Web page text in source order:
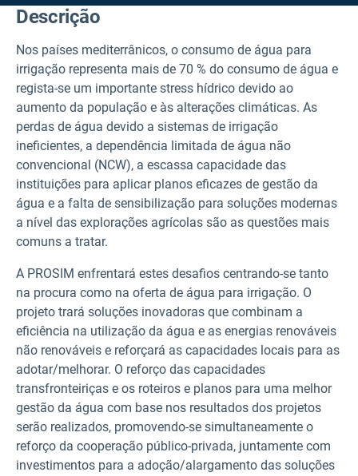
Descrição
Nos países mediterrânicos, o consumo de água para
irrigação representa mais de 70 % do consumo de água e
regista-se um importante stress hídrico devido ao
aumento da população e às alterações climáticas. As
perdas de água devido a sistemas de irrigação
ineficientes, a dependência limitada de água não
convencional (NCW), a escassa capacidade das
instituições para aplicar planos eficazes de gestão da
água e a falta de sensibilização para soluções modernas
a nível das explorações agrícolas são as questões mais
comuns a tratar.
A PROSIM enfrentará estes desafios centrando-se tanto
na procura como na oferta de água para irrigação. O
projeto trará soluções inovadoras que combinam a
eficiência na utilização da água e as energias renováveis
não renováveis e reforçará as capacidades locais para as
adotar/melhorar. O reforço das capacidades
transfronteiriças e os roteiros e planos para uma melhor
gestão da água com base nos resultados dos projetos
serão realizados, promovendo-se simultaneamente o
reforço da cooperação público-privada, juntamente com
investimentos para a adoção/alargamento das soluções